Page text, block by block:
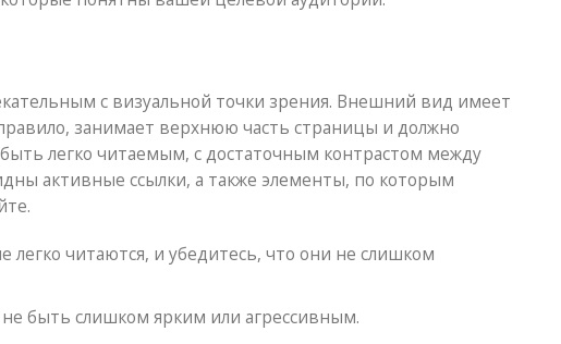
с визуальной точки зрения. Внешний вид имеет
занимает верхнюю часть страницы и должно
легко читаемым, с достаточным контрастом между
активные ссылки, а также элементы, по которым
читаются, и убедитесь, что они не слишком
быть слишком ярким или агрессивным.